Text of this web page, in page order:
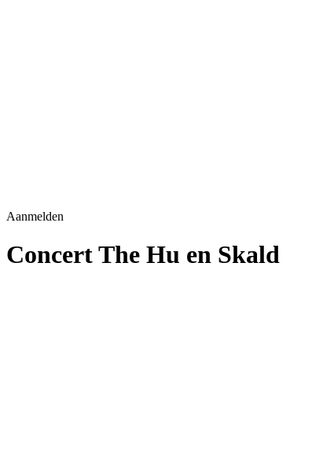
Aanmelden
Concert The Hu en Skald